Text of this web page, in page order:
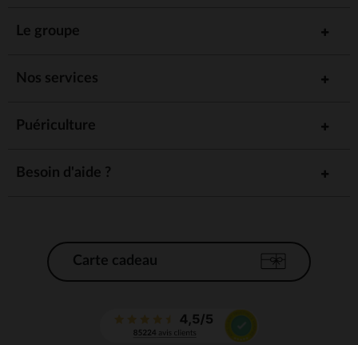
Le groupe
Nos services
Puériculture
Besoin d'aide ?
Carte cadeau